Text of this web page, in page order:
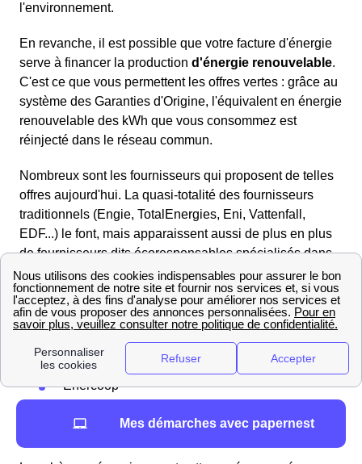
l'environnement.
En revanche, il est possible que votre facture d'énergie
serve à financer la production d'énergie renouvelable.
C'est ce que vous permettent les offres vertes : grâce au
système des Garanties d'Origine, l'équivalent en énergie
renouvelable des kWh que vous consommez est
réinjecté dans le réseau commun.
Nombreux sont les fournisseurs qui proposent de telles
offres aujourd'hui. La quasi-totalité des fournisseurs
traditionnels (Engie, TotalEnergies, Eni, Vattenfall,
EDF...) le font, mais apparaissent aussi de plus en plus
de fournisseurs dits écoresponsables spécialisés dans
la fourniture (et parfois la production) d'énergie
renouvelable.
Parmi eux :
Mint Energie
Ekwateur
Enercoop
Mes démarches avec papernest